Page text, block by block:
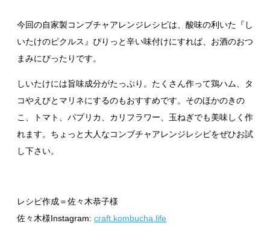
今回の自家製コンブチャアレンジレシピは、酸味の利いた『し
いたけのピクルス』ぴりっと辛い味付けにすれば、お酒のおつ
まみにぴったりです。
しいたけには旨味成分がたっぷり。たくさん作って鶏ハム、タ
コやえびとマリネにするのもおすすめです。そのほかのきの
こ、トマト、パプリカ、カリフラワー、玉ねぎでも美味しく作
れます。ちょっと大人なコンブチャアレンジレシピをぜひお試
し下さい。
レシピ作成＝佐々木恭子様
佐々木様Instagram: craft.kombucha.life